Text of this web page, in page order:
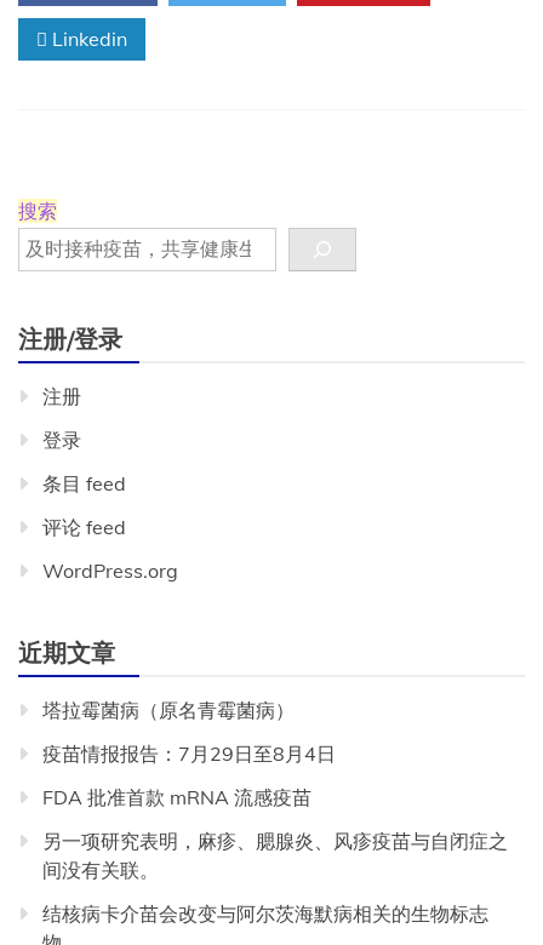
增
带
Linkedin
搜索
注册/登录
注册
登录
条目 feed
评论 feed
WordPress.org
近期文章
塔拉霉菌病（原名青霉菌病）
疫苗情报报告：7月29日至8月4日
FDA 批准首款 mRNA 流感疫苗
另一项研究表明，麻疹、腮腺炎、风疹疫苗与自闭症之
间没有关联。
结核病卡介苗会改变与阿尔茨海默病相关的生物标志